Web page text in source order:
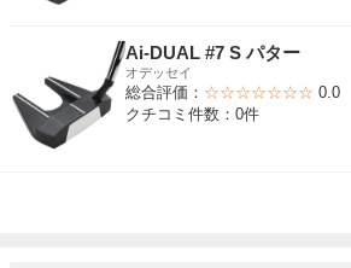
Ai-DUAL #7 S パター
オデッセイ
総合評価： ☆☆☆☆☆☆☆ 0.0
クチコミ件数：0件